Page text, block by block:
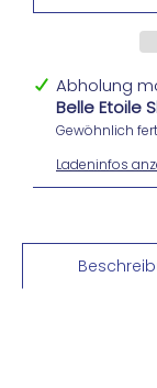
Abholung
Belle Etoile
Gewöhnlich
Ladeninfos